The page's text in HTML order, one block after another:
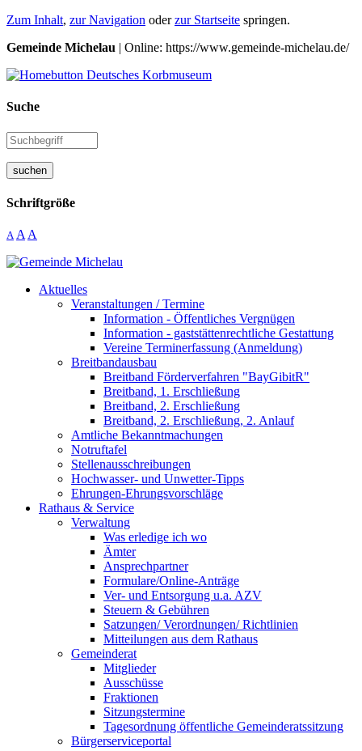
Zum Inhalt, zur Navigation oderzur Startseite springen.
Gemeinde Michelau | Online: https://www.gemeinde-michelau.de/
Suche
suchen
Schriftgröße
A A A
Aktuelles
Veranstaltungen / Termine
Information - Öffentliches Vergnügen
Information - gaststättenrechtliche Gestattung
Vereine Terminerfassung (Anmeldung)
Breitbandausbau
Breitband Förderverfahren "BayGibitR"
Breitband, 1. Erschließung
Breitband, 2. Erschließung
Breitband, 2. Erschließung, 2. Anlauf
Amtliche Bekanntmachungen
Notruftafel
Stellenausschreibungen
Hochwasser- und Unwetter-Tipps
Ehrungen-Ehrungsvorschläge
Rathaus & Service
Verwaltung
Was erledige ich wo
Ämter
Ansprechpartner
Formulare/Online-Anträge
Ver- und Entsorgung u.a. AZV
Steuern & Gebühren
Satzungen/ Verordnungen/ Richtlinien
Mitteilungen aus dem Rathaus
Gemeinderat
Mitglieder
Ausschüsse
Fraktionen
Sitzungstermine
Tagesordnung öffentliche Gemeinderatssitzung
Bürgerserviceportal